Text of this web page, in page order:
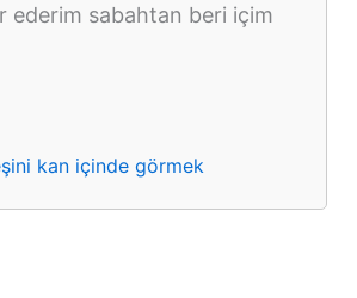
ederim sabahtan beri içim
kan içinde görmek